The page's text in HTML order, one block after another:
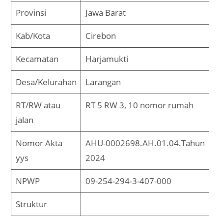
Provinsi Jawa Barat
Kab/Kota Cirebon
Kecamatan Harjamukti
Desa/Kelurahan Larangan
RT/RW atau
jalan
RT 5 RW 3, 10 nomor rumah
Nomor Akta
yys
AHU-0002698.AH.01.04.Tahun
2024
NPWP 09-254-294-3-407-000
Struktur